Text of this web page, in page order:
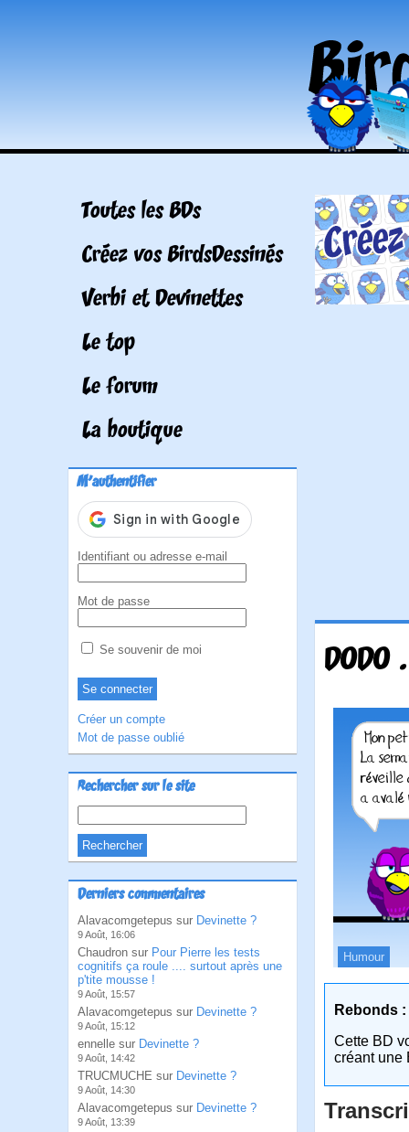
Toutes les BDs
Créez vos BirdsDessinés
Verbi et Devinettes
Le top
Le forum
La boutique
M'authentifier
Identifiant ou adresse e-mail
Mot de passe
Se souvenir de moi
Créer un compte
Mot de passe oublié
Rechercher sur le site
Derniers commentaires
Alavacomgetepus sur Devinette ?
9 Août, 16:06
Chaudron sur Pour Pierre les tests
cognitifs ça roule .... surtout après une
p'tite mousse !
9 Août, 15:57
Alavacomgetepus sur Devinette ?
9 Août, 15:12
ennelle sur Devinette ?
9 Août, 14:42
TRUCMUCHE sur Devinette ?
9 Août, 14:30
Alavacomgetepus sur Devinette ?
9 Août, 13:39
Humour
Rebonds :
Cette BD
créant une